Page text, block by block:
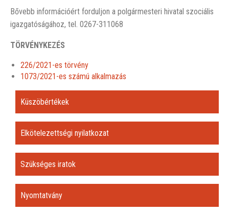
Bővebb információért forduljon a polgármesteri hivatal szociális
igazgatóságához, tel. 0267-311068
TÖRVÉNYKEZÉS
226/2021-es törvény
1073/2021-es számú alkalmazás
Küszöbértékek
Elkötelezettségi nyilatkozat
Szükséges iratok
Nyomtatvány